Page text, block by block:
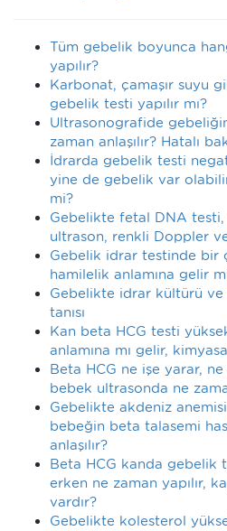
Tüm gebelik boyunca
yapılır?
Karbonat, çamaşır suyu
gebelik testi yapılır mı?
Ultrasonografide
zaman anlaşılır? Hatalı
İdrarda gebelik testi
yine de gebelik var
mi?
Gebelikte fetal DNA
ultrason, renkli Doppler
Gebelik idrar testinde bir
hamilelik anlamına gelir
Gebelikte idrar kültürü
tanısı
Kan beta HCG testi
anlamına mı gelir,
Beta HCG ne işe yarar,
bebek ultrasonda ne
Gebelikte akdeniz anemisi
bebeğin beta talasemi
anlaşılır?
Beta HCG kanda gebelik
erken ne zaman yapılır,
vardır?
Gebelikte kolesterol